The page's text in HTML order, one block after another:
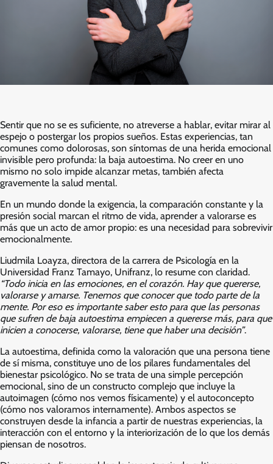
Sentir que no se es suficiente, no atreverse a hablar, evitar mirar al
espejo o postergar los propios sueños. Estas experiencias, tan
comunes como dolorosas, son síntomas de una herida emocional
invisible pero profunda: la baja autoestima. No creer en uno
mismo no solo impide alcanzar metas, también afecta
gravemente la salud mental.
En un mundo donde la exigencia, la comparación constante y la
presión social marcan el ritmo de vida, aprender a valorarse es
más que un acto de amor propio: es una necesidad para sobrevivir
emocionalmente.
Liudmila Loayza, directora de la carrera de Psicología en la
Universidad Franz Tamayo, Unifranz, lo resume con claridad.
“Todo inicia en las emociones, en el corazón. Hay que quererse,
valorarse y amarse. Tenemos que conocer que todo parte de la
mente. Por eso es importante saber esto para que las personas
que sufren de baja autoestima empiecen a quererse más, para que
inicien a conocerse, valorarse, tiene que haber una decisión”.
La autoestima, definida como la valoración que una persona tiene
de sí misma, constituye uno de los pilares fundamentales del
bienestar psicológico. No se trata de una simple percepción
emocional, sino de un constructo complejo que incluye la
autoimagen (cómo nos vemos físicamente) y el autoconcepto
(cómo nos valoramos internamente). Ambos aspectos se
construyen desde la infancia a partir de nuestras experiencias, la
interacción con el entorno y la interiorización de lo que los demás
piensan de nosotros.